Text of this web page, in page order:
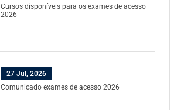
Cursos disponíveis para os exames de acesso
2026
27 Jul, 2026
Comunicado exames de acesso 2026